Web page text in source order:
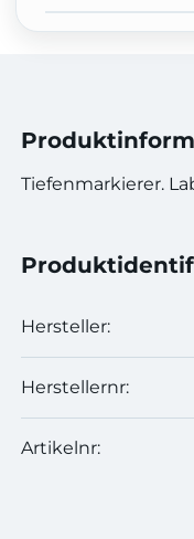
Tiefenmarkierer.
Hersteller:
Herstellernr:
Artikelnr: